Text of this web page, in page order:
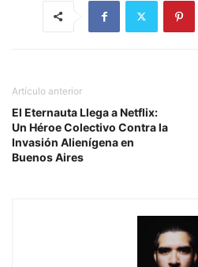
Artículo anterior
El Eternauta Llega a Netflix:
Un Héroe Colectivo Contra la
Invasión Alienígena en
Buenos Aires